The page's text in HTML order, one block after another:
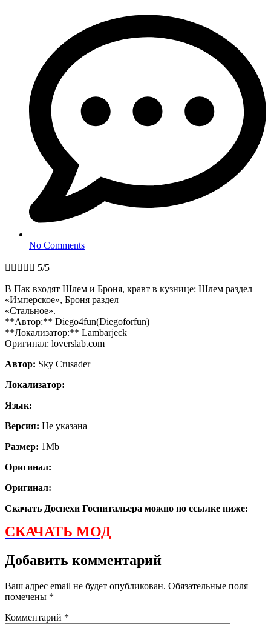
No Comments
     5/5
В Пак входят Шлем и Броня, кравт в кузнице: Шлем раздел
«Имперское», Броня раздел
«Стальное».
**Автор:** Diego4fun(Diegoforfun)
**Локализатор:** Lambarjeck
Оригинал: loverslab.com
Автор: Sky Crusader
Локализатор:
Язык:
Версия: Не указана
Размер: 1Mb
Оригинал:
Оригинал:
Скачать Доспехи Госпитальера можно по ссылке ниже:
СКАЧАТЬ МОД
Добавить комментарий
Ваш адрес email не будет опубликован. Обязательные поля
помечены *
Комментарий *